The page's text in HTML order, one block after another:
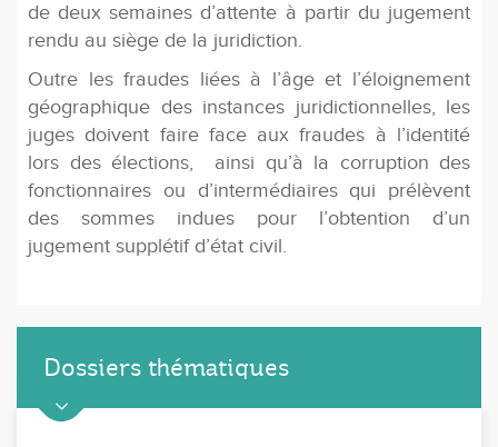
de deux semaines d’attente à partir du jugement
rendu au siège de la juridiction.
Outre les fraudes liées à l’âge et l’éloignement
géographique des instances juridictionnelles, les
juges doivent faire face aux fraudes à l’identité
lors des élections, ainsi qu’à la corruption des
fonctionnaires ou d’intermédiaires qui prélèvent
des sommes indues pour l’obtention d’un
jugement supplétif d’état civil.
Dossiers thématiques